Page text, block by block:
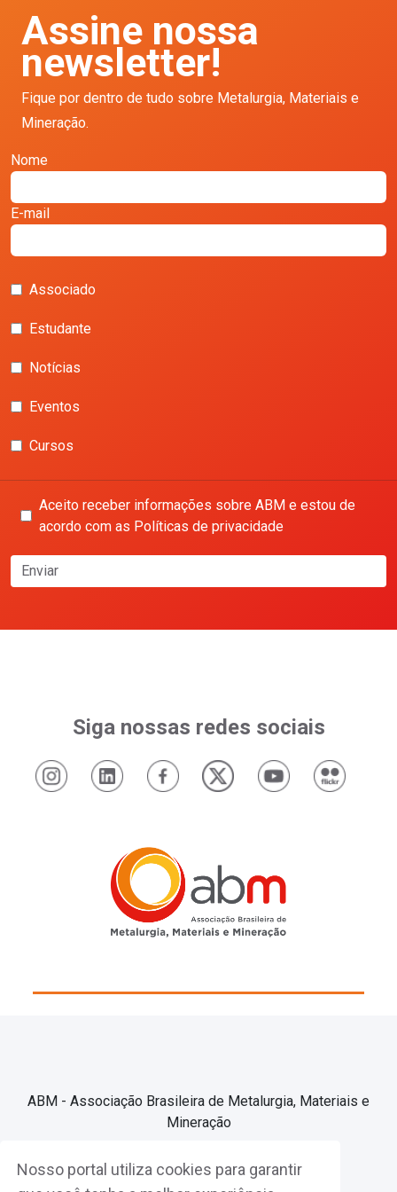
Nosso portal utiliza cookies para garantir
Assine nossa
newsletter!
Fique por dentro de tudo sobre Metalurgia, Materiais e
Mineração.
Nome
E-mail
Associado
Estudante
Notícias
Eventos
Cursos
Aceito receber informações sobre ABM e estou de
acordo com as Políticas de privacidade
Enviar
Siga nossas redes sociais
ABM - Associação Brasileira de Metalurgia, Materiais e
Mineração
Associe-se